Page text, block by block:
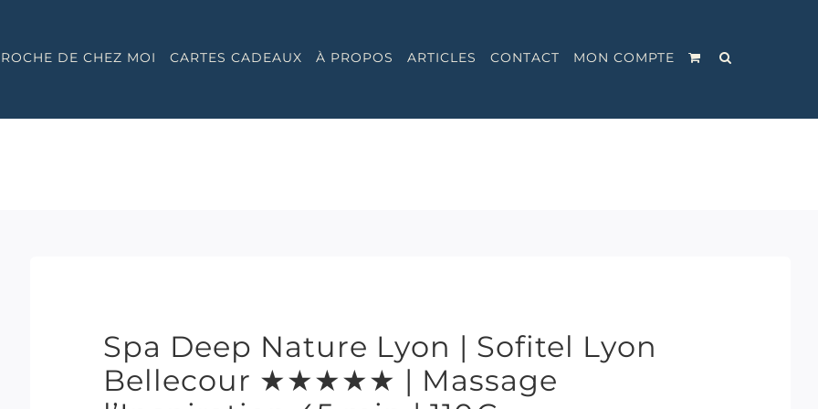
DE CHEZ MOI CARTES CADEAUX À PROPOS ARTICLES CONTACT MON COMPTE
Spa Deep Nature Lyon | Sofitel Lyon
Bellecour ★★★★★ | Massage